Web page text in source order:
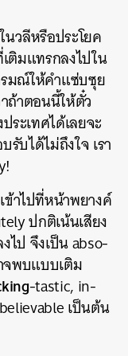
วลีหรือประโยค
ติมแทรกลงไปใน
รมณ์ให้คำแซ่บซุย
ถ้าตอนนี้ให้ตั๋ว
ะเทศได้เลยจะ
บได้ไม่ถึงใจ เรา
าไปที่หน้าพยางค์
ปกติเน้นเสียง
ป จึงเป็น abso-
จพบแบบเติม
-tastic, in-
เป็นต้น